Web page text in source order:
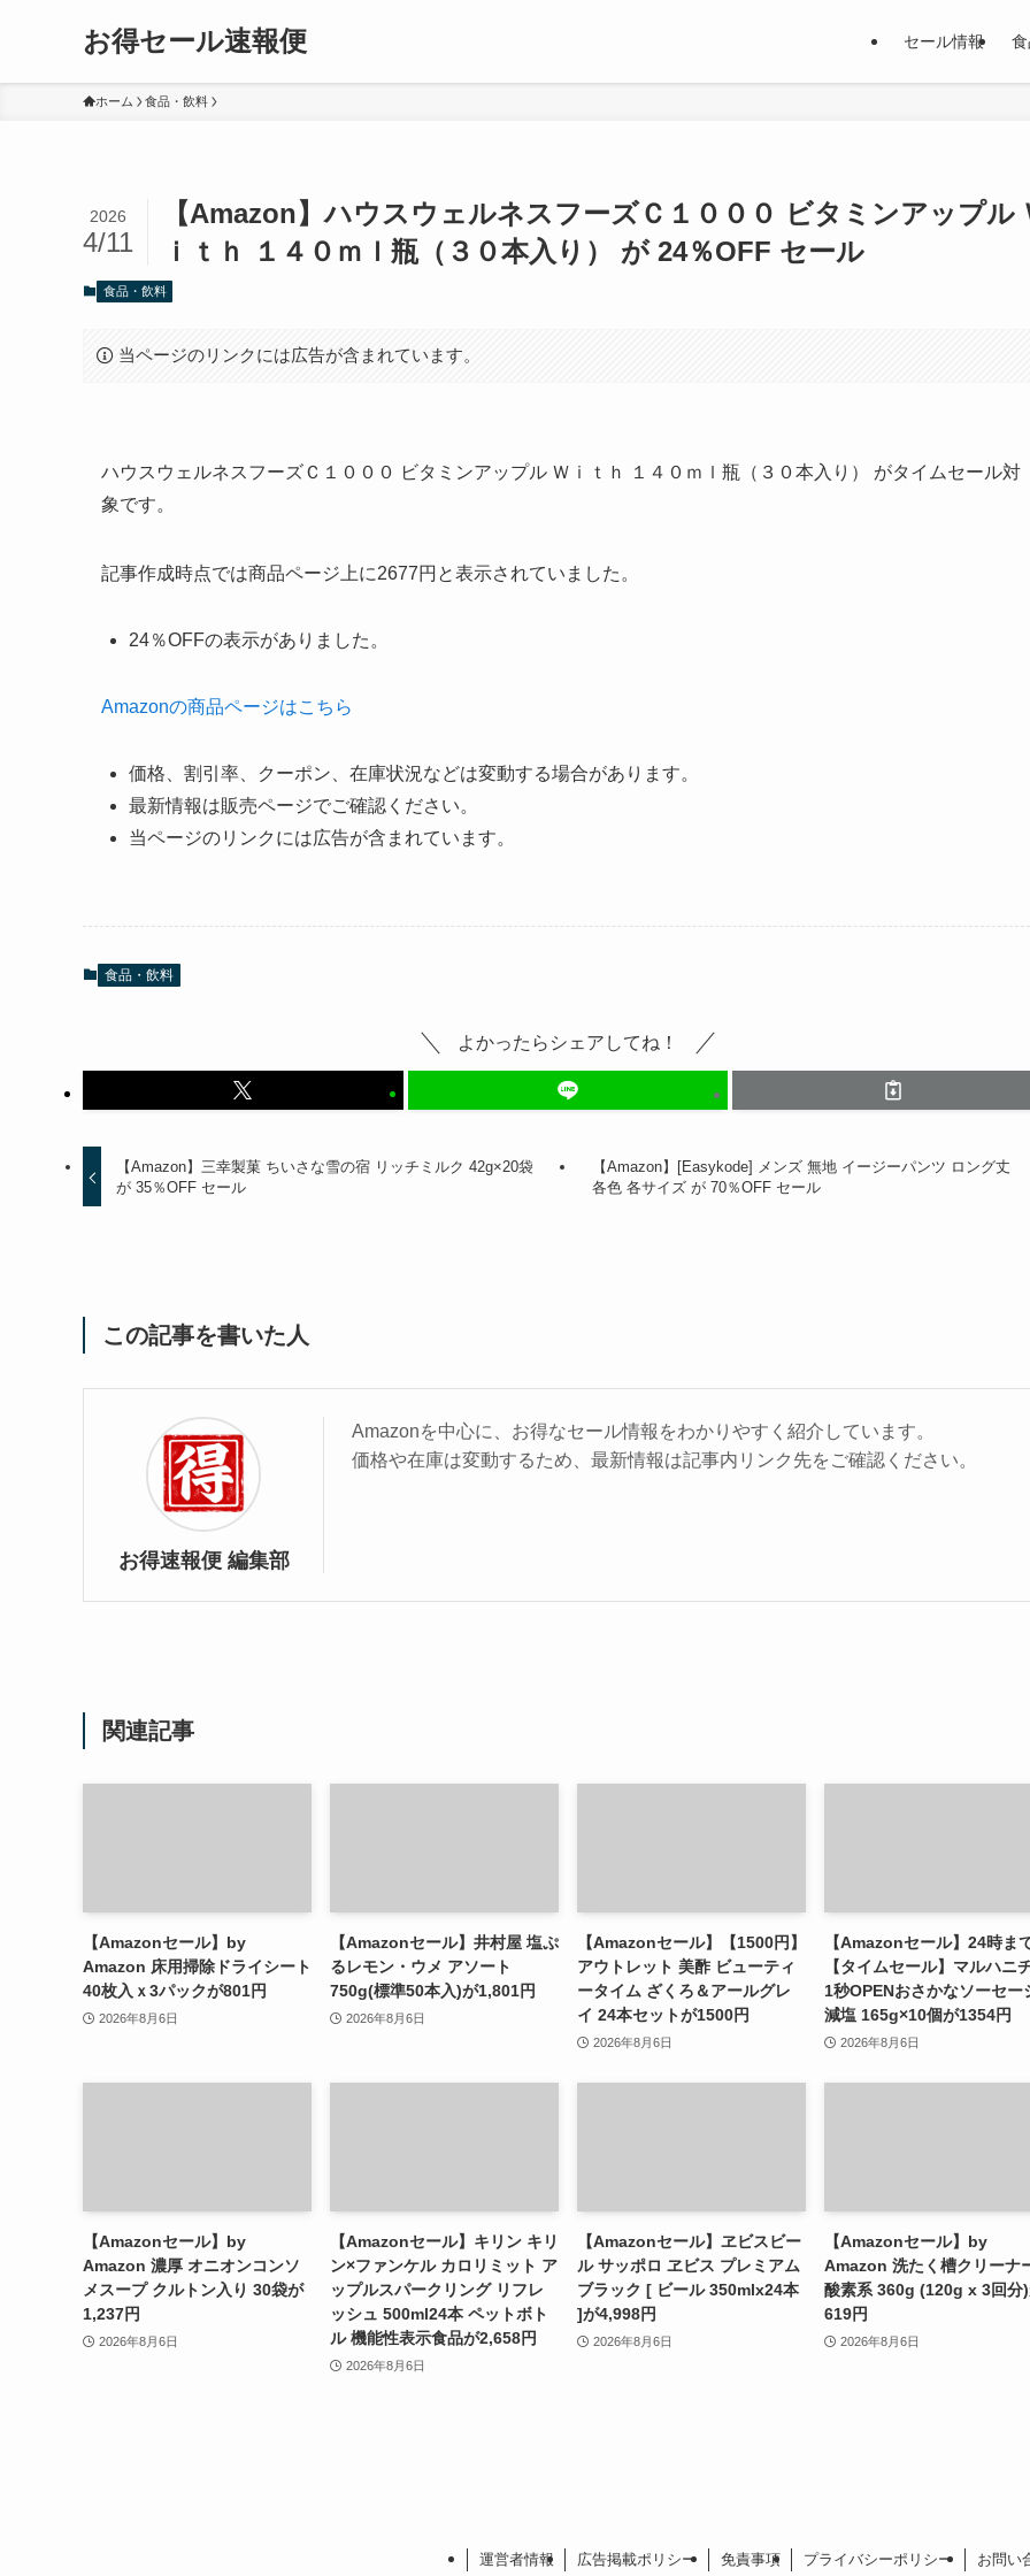
お得セール速報便 セール情報
ホーム 食品・飲料
【Amazon】ハウスウェルネスフーズＣ１０００ ビタミンアップル
ｉｔｈ １４０ｍｌ瓶（３０本入り） が 24％OFF セール
2026
4/11
食品・飲料
当ページのリンクには広告が含まれています。
ハウスウェルネスフーズＣ１０００ ビタミンアップル Ｗｉｔｈ １４０ｍｌ瓶（３０本入り） がタイムセール対
象です。
記事作成時点では商品ページ上に2677円と表示されていました。
24％OFFの表示がありました。
Amazonの商品ページはこちら
価格、割引率、クーポン、在庫状況などは変動する場合があります。
最新情報は販売ページでご確認ください。
当ページのリンクには広告が含まれています。
食品・飲料
よかったらシェアしてね！
【Amazon】三幸製菓 ちいさな雪の宿 リッチミルク 42g×20袋
が 35％OFF セール
【Amazon】[Easykode] メンズ 無地 イージーパンツ ロング丈
各色 各サイズ が 70％OFF セール
この記事を書いた人
お得速報便 編集部
Amazonを中心に、お得なセール情報をわかりやすく紹介しています。
価格や在庫は変動するため、最新情報は記事内リンク先をご確認ください。
関連記事
【Amazonセール】by
Amazon 床用掃除ドライシート
40枚入ｘ3パックが801円
2026年8月6日
【Amazonセール】井村屋 塩ぷ
るレモン・ウメ アソート
750g(標準50本入)が1,801円
2026年8月6日
【Amazonセール】【1500円】
アウトレット 美酢 ビューティ
ータイム ざくろ＆アールグレ
イ 24本セットが1500円
2026年8月6日
【Amazonセール】24時ま
【タイムセール】マルハニ
1秒OPENおさかなソーセー
減塩 165g×10個が1354円
2026年8月6日
【Amazonセール】by
Amazon 濃厚 オニオンコンソ
メスープ クルトン入り 30袋が
1,237円
2026年8月6日
【Amazonセール】キリン キリ
ン×ファンケル カロリミット ア
ップルスパークリング リフレ
ッシュ 500ml24本 ペットボト
ル 機能性表示食品が2,658円
2026年8月6日
【Amazonセール】ヱビスビー
ル サッポロ ヱビス プレミアム
ブラック [ ビール 350mlx24本
]が4,998円
2026年8月6日
【Amazonセール】by
Amazon 洗たく槽クリーナ
酸素系 360g (120g x 3回分
619円
2026年8月6日
運営者情報 広告掲載ポリシー 免責事項 プライバシーポリシー お問い